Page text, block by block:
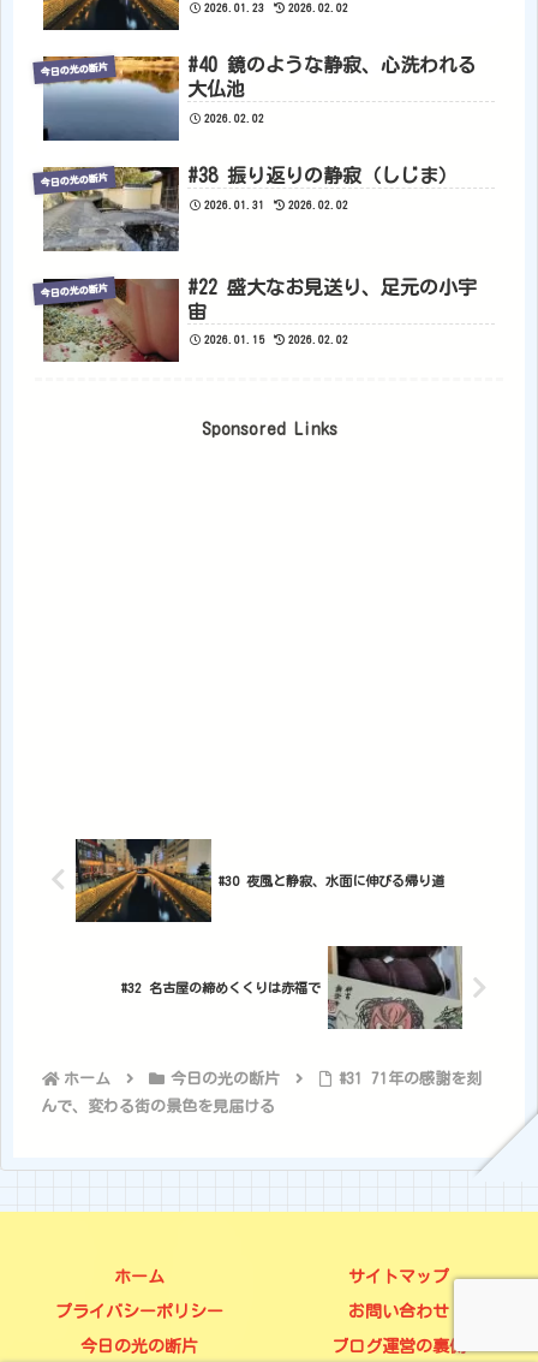
2026.01.23 2026.02.02
今日の光の断片
#40 鏡のような静寂、心洗われる
大仏池
2026.02.02
今日の光の断片 #38 振り返りの静寂（しじま）
2026.01.31 2026.02.02
今日の光の断片
#22 盛大なお見送り、足元の小宇
宙
2026.01.15 2026.02.02
Sponsored Links
#30 夜風と静寂、水面に伸びる帰り道
#32 名古屋の締めくくりは赤福で
ホーム 今日の光の断片
#31 71年の感謝を刻
んで、変わる街の景色を見届ける
ホーム サイトマップ
プライバシーポリシー お問い合わせ
今日の光の断片 ブログ運営の裏側